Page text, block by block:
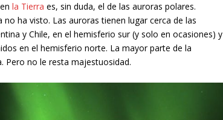
enla Tierra es, sin duda, el de las auroras polares.
ha visto. Las auroras tienen lugar cerca de las
y Chile, en el hemisferio sur (y solo en ocasiones) y
en el hemisferio norte. La mayor parte de la
Pero no le resta majestuosidad.